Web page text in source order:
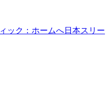
日本スリー